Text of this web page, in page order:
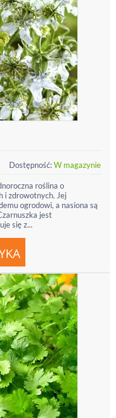
Dostępność:W magazynie
roślina o
i zdrowotnych. Jej
ogrodowi, a nasiona są
jest
się z...